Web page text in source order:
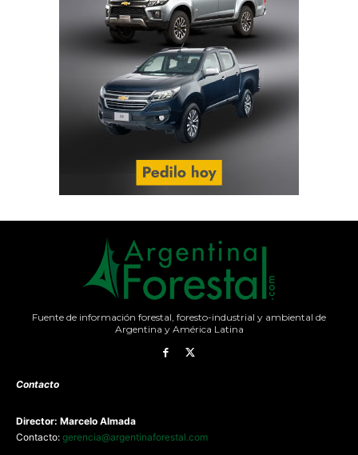
Fuente de información forestal, foresto-industrial y ambiental de
Argentina y América Latina
Contacto
Director: Marcelo Almada
Contacto: gerencia@argentinaforestal.com